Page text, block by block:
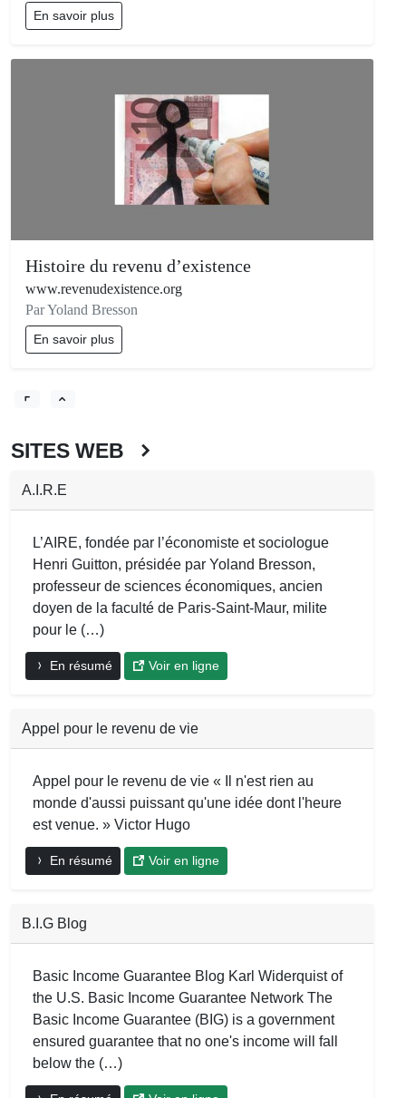
En savoir plus
Histoire du revenu d’existence
www.revenudexistence.org
Par Yoland Bresson
En savoir plus
SITES WEB
A.I.R.E
L’AIRE, fondée par l’économiste et sociologue
Henri Guitton, présidée par Yoland Bresson,
professeur de sciences économiques, ancien
doyen de la faculté de Paris-Saint-Maur, milite
pour le (…)
En résumé Voir en ligne
Appel pour le revenu de vie
Appel pour le revenu de vie « Il n'est rien au
monde d'aussi puissant qu'une idée dont l'heure
est venue. » Victor Hugo
En résumé Voir en ligne
B.I.G Blog
Basic Income Guarantee Blog Karl Widerquist of
the U.S. Basic Income Guarantee Network The
Basic Income Guarantee (BIG) is a government
ensured guarantee that no one's income will fall
below the (…)